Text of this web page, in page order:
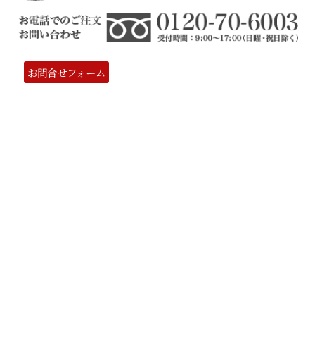
お問合せフォーム